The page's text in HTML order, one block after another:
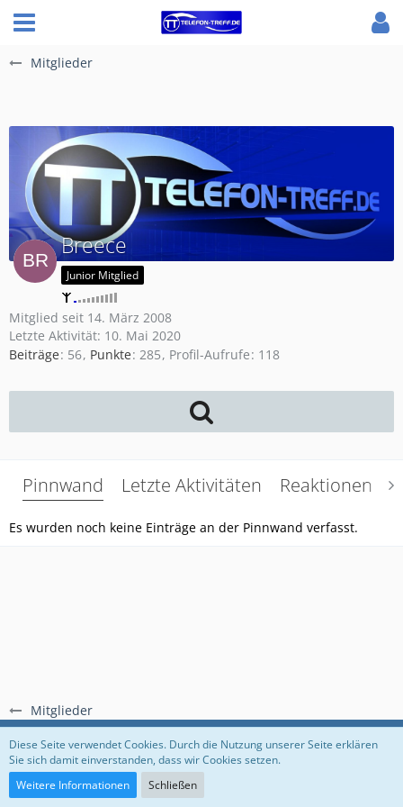
Mitglieder
Mitglieder
Breece
Junior Mitglied
Mitglied seit 14. März 2008
Letzte Aktivität: 10. Mai 2020
Beiträge 56 Punkte 285 Profil-Aufrufe 118
Pinnwand Letzte Aktivitäten Reaktionen
Es wurden noch keine Einträge an der Pinnwand verfasst.
Regeln Datenschutzerklärung Impressum
Community-Software:
Diese Seite verwendet Cookies. Durch die Nutzung unserer Seite erklären
Sie sich damit einverstanden, dass wir Cookies setzen.
Weitere Informationen
Schließen